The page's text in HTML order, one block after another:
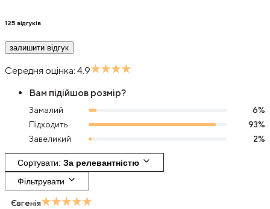
125 відгуків
залишити відгук
Середня оцінка: 4.9
Вам підійшов розмір?
Замалий 6%
Підходить
93%
Завеликий
2%
Сортувати За релевантністю
Фільтрувати
Євгенія